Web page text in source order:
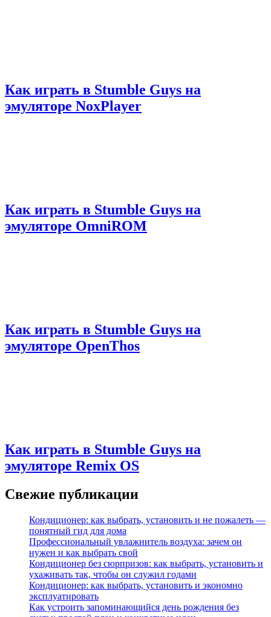
Как играть в Stumble Guys на
эмуляторе NoxPlayer
Как играть в Stumble Guys на
эмуляторе OmniROM
Как играть в Stumble Guys на
эмуляторе OpenThos
Как играть в Stumble Guys на
эмуляторе Remix OS
Свежие публикации
Кондиционер: как выбрать, установить и не пожалеть —
понятный гид для дома
Профессиональный увлажнитель воздуха: зачем он
нужен и как выбрать свой
Кондиционер без сюрпризов: как выбрать, установить и
ухаживать так, чтобы он служил годами
Кондиционер: как выбрать, установить и экономно
эксплуатировать
Как устроить запоминающийся день рождения без